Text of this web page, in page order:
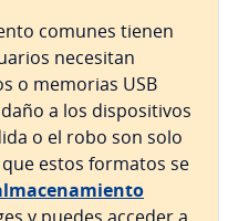
comunes tienen
necesitan
o memorias USB
a los di­s­po­si­ti­vos
o el robo son solo
estos formatos se